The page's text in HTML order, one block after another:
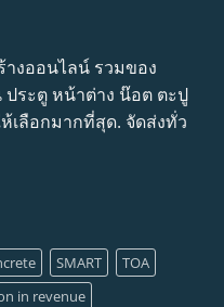
งออนไลน์ รวมของ
ประตู หน้าต่าง น๊อต ตะปู
เลือกมากที่สุด. จัดส่งทั่ว
SMART
TOA
in revenue